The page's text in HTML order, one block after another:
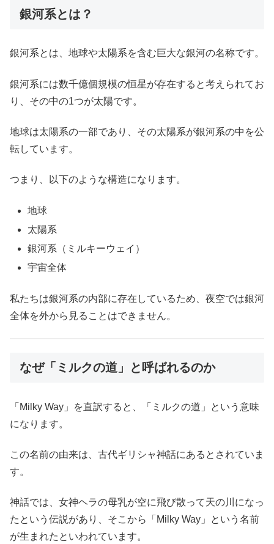
銀河系とは？
銀河系とは、地球や太陽系を含む巨大な銀河の名称です。
銀河系には数千億個規模の恒星が存在すると考えられてお
り、その中の1つが太陽です。
地球は太陽系の一部であり、その太陽系が銀河系の中を公
転しています。
つまり、以下のような構造になります。
地球
太陽系
銀河系（ミルキーウェイ）
宇宙全体
私たちは銀河系の内部に存在しているため、夜空では銀河
全体を外から見ることはできません。
なぜ「ミルクの道」と呼ばれるのか
「Milky Way」を直訳すると、「ミルクの道」という意味
になります。
この名前の由来は、古代ギリシャ神話にあるとされていま
す。
神話では、女神ヘラの母乳が空に飛び散って天の川になっ
たという伝説があり、そこから「Milky Way」という名前
が生まれたといわれています。